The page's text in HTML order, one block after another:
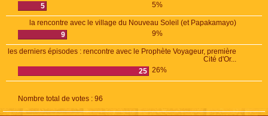
5
5%
la rencontre avec le village du Nouveau Soleil (et Papakamayo)
9
9%
les derniers épisodes : rencontre avec le Prophète Voyageur, première
Cité d'Or...
25 26%
Nombre total de votes : 96